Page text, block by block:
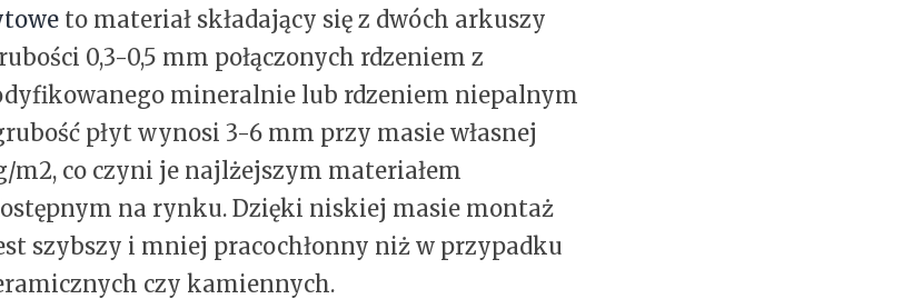
to materiał składający się z dwóch arkuszy
0,3-0,5 mm połączonych rdzeniem z
mineralnie lub rdzeniem niepalnym
płyt wynosi 3-6 mm przy masie własnej
m2, co czyni je najlżejszym materiałem
na rynku. Dzięki niskiej masie montaż
szybszy i mniej pracochłonny niż w przypadku
czy kamiennych.